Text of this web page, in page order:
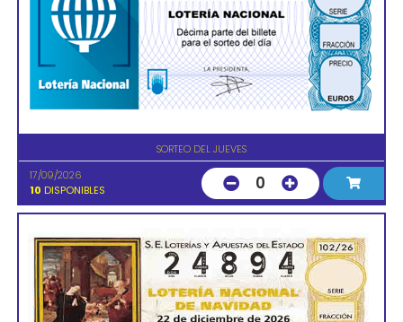
SORTEO DEL JUEVES
17/09/2026
10 DISPONIBLES 0